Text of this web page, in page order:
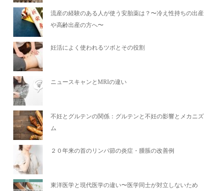
流産の経験のある人が使う安胎薬は？〜冷え性持ちの出産
や高齢出産の方へ〜
妊活によく使われるツボとその役割
ニュースキャンとMRIの違い
不妊とグルテンの関係：グルテンと不妊の影響とメカニズ
ム
２０年来の首のリンパ節の炎症・腫脹の改善例
東洋医学と現代医学の違い〜医学同士が対立しないため